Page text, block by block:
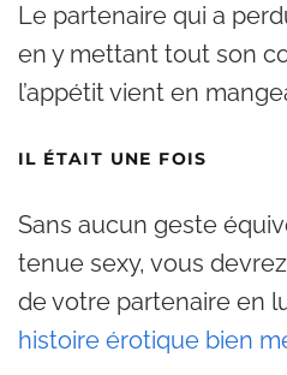
Le partenaire qui a
en y mettant tout son
l’appétit vient en
IL ÉTAIT UNE FOIS
Sans aucun geste
tenue sexy, vous
de votre partenaire en
histoire érotique bien